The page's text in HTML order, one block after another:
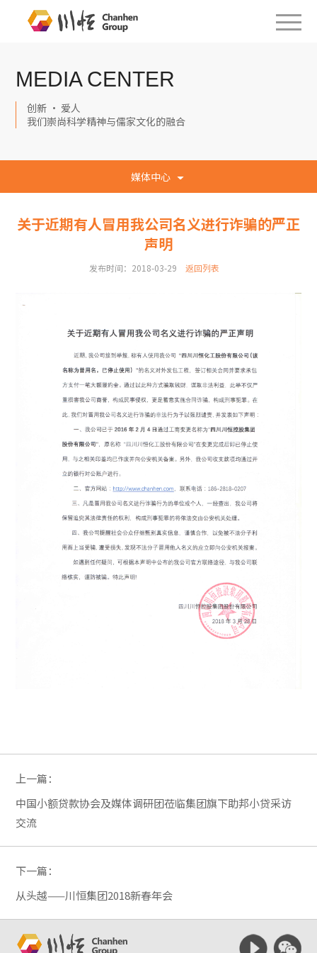
MEDIA CENTER
创新 · 爱人
我们崇尚科学精神与儒家文化的融合
媒体中心
关于近期有人冒用我公司名义进行诈骗的严正
声明
发布时间：2018-03-29 返回列表
上一篇：
中国小额贷款协会及媒体调研团莅临集团旗下助邦小贷采访
交流
下一篇：
从头越——川恒集团2018新春年会